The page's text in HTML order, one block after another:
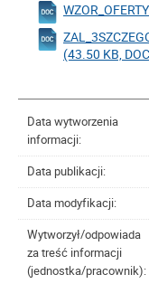
(43.50 KB,
Data wytworzenia
informacji:
Data publikacji:
Data modyfikacji:
Wytworzył/odpowiada
za treść informacji
(jednostka/pracownik):